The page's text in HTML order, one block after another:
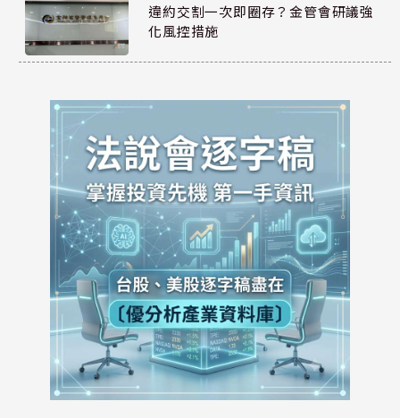
違約交割一次即圈存？金管會研議強
化風控措施